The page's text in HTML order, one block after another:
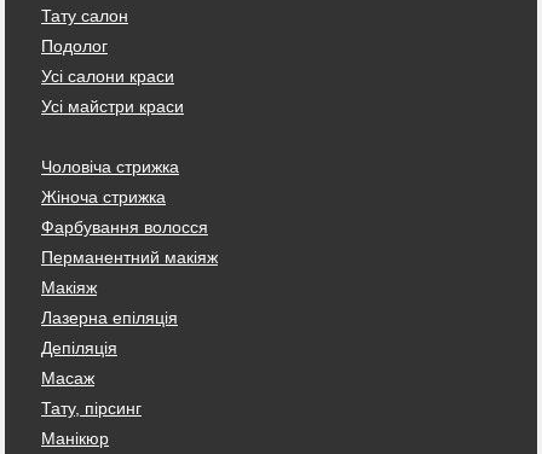
Тату салон
Подолог
Усі салони краси
Усі майстри краси
Чоловіча стрижка
Жіноча стрижка
Фарбування волосся
Перманентний макіяж
Макіяж
Лазерна епіляція
Депіляція
Масаж
Тату, пірсинг
Манікюр